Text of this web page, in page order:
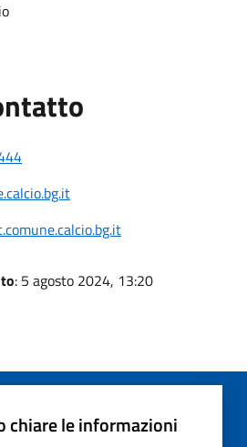
: 5 agosto 2024, 13:20
chiare le informazioni